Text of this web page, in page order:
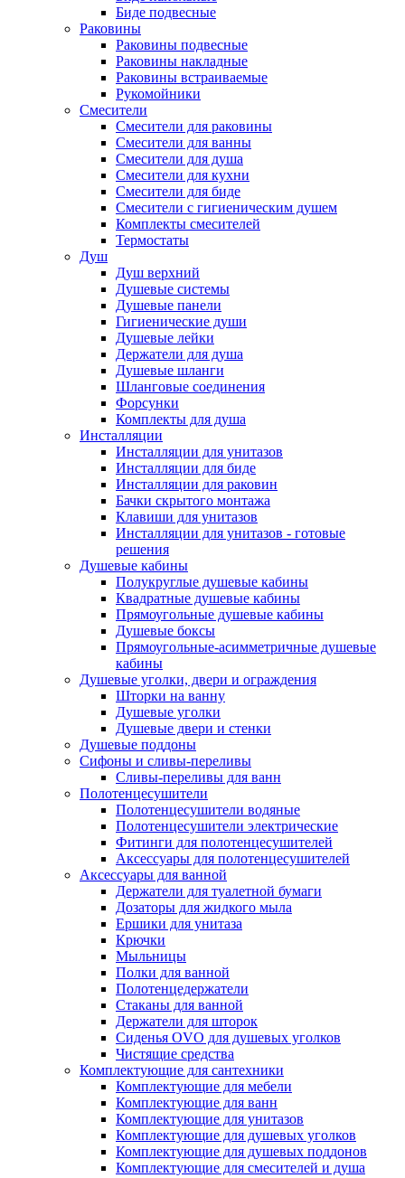
Биде подвесные
Раковины
Раковины подвесные
Раковины накладные
Раковины встраиваемые
Рукомойники
Смесители
Смесители для раковины
Смесители для ванны
Смесители для душа
Смесители для кухни
Смесители для биде
Смесители с гигиеническим душем
Комплекты смесителей
Термостаты
Душ
Душ верхний
Душевые системы
Душевые панели
Гигиенические души
Душевые лейки
Держатели для душа
Душевые шланги
Шланговые соединения
Форсунки
Комплекты для душа
Инсталляции
Инсталляции для унитазов
Инсталляции для биде
Инсталляции для раковин
Бачки скрытого монтажа
Клавиши для унитазов
Инсталляции для унитазов - готовые
решения
Душевые кабины
Полукруглые душевые кабины
Квадратные душевые кабины
Прямоугольные душевые кабины
Душевые боксы
Прямоугольные-асимметричные душевые
кабины
Душевые уголки, двери и ограждения
Шторки на ванну
Душевые уголки
Душевые двери и стенки
Душевые поддоны
Сифоны и сливы-переливы
Сливы-переливы для ванн
Полотенцесушители
Полотенцесушители водяные
Полотенцесушители электрические
Фитинги для полотенцесушителей
Аксессуары для полотенцесушителей
Аксессуары для ванной
Держатели для туалетной бумаги
Дозаторы для жидкого мыла
Ершики для унитаза
Крючки
Мыльницы
Полки для ванной
Полотенцедержатели
Стаканы для ванной
Держатели для шторок
Сиденья OVO для душевых уголков
Чистящие средства
Комплектующие для сантехники
Комплектующие для мебели
Комплектующие для ванн
Комплектующие для унитазов
Комплектующие для душевых уголков
Комплектующие для душевых поддонов
Комплектующие для смесителей и душа